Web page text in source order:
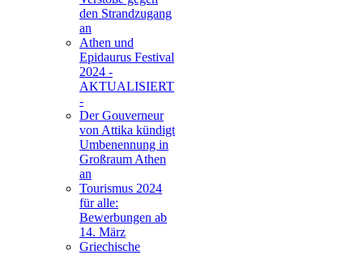
den Strandzugang
an
Athen und
Epidaurus Festival
2024 -
AKTUALISIERT
-
Der Gouverneur
von Attika kündigt
Umbenennung in
Großraum Athen
an
Tourismus 2024
für alle:
Bewerbungen ab
14. März
Griechische